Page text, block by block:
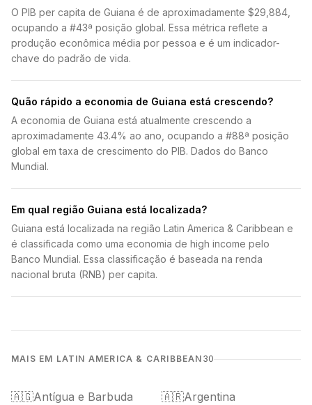
O PIB per capita de Guiana é de aproximadamente $29,884,
ocupando a #43ª posição global. Essa métrica reflete a
produção econômica média por pessoa e é um indicador-
chave do padrão de vida.
Quão rápido a economia de Guiana está crescendo?
A economia de Guiana está atualmente crescendo a
aproximadamente 43.4% ao ano, ocupando a #88ª posição
global em taxa de crescimento do PIB. Dados do Banco
Mundial.
Em qual região Guiana está localizada?
Guiana está localizada na região Latin America & Caribbean e
é classificada como uma economia de high income pelo
Banco Mundial. Essa classificação é baseada na renda
nacional bruta (RNB) per capita.
MAIS EM LATIN AMERICA & CARIBBEAN 30
🇦🇬Antígua e Barbuda 🇦🇷Argentina